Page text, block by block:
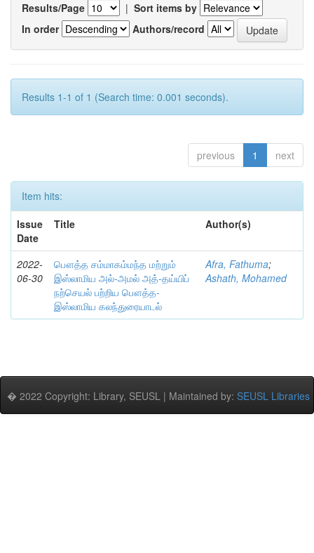
Results/Page | Sort items by
In order
Authors/record
Results 1-1 of 1 (Search time: 0.001 seconds).
previous 1 next
Item hits:
Issue
Date
Title Author(s)
2022-
06-30
பௌத்த சம்மாகம்மந்த மற்றும்
இஸ்லாமிய அல்-அமல் அத்-தய்யிப்
நற்செயல் பற்றிய பௌத்த-
இஸ்லாமிய கலந்துரையாடல்
Afra, Fathuma;
Ashath, Mohamed
� 2022 Copyright: Library, SEUSL | Maintained by: SEUSL Libraries